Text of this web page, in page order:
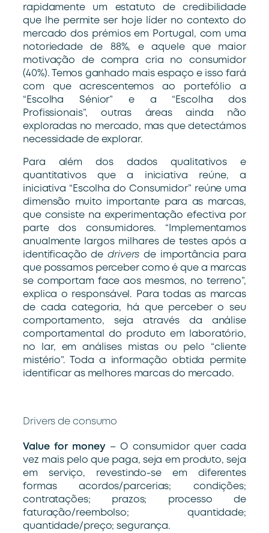
rapidamente um estatuto de credibilidade
que lhe permite ser hoje líder no contexto do
mercado dos prémios em Portugal, com uma
notoriedade de 88%, e aquele que maior
motivação de compra cria no consumidor
(40%). Temos ganhado mais espaço e isso fará
com que acrescentemos ao portefólio a
“Escolha Sénior” e a “Escolha dos
Profissionais”, outras áreas ainda não
exploradas no mercado, mas que detectámos
necessidade de explorar.
Para além dos dados qualitativos e
quantitativos que a iniciativa reúne, a
iniciativa “Escolha do Consumidor” reúne uma
dimensão muito importante para as marcas,
que consiste na experimentação efectiva por
parte dos consumidores. “Implementamos
anualmente largos milhares de testes após a
identificação dedrivers de importância para
que possamos perceber como é que a marcas
se comportam face aos mesmos, no terreno”,
explica o responsável. Para todas as marcas
de cada categoria, há que perceber o seu
comportamento, seja através da análise
comportamental do produto em laboratório,
no lar, em análises mistas ou pelo “cliente
mistério”. Toda a informação obtida permite
identificar as melhores marcas do mercado.
Drivers de consumo
Value for money– O consumidor quer cada
vez mais pelo que paga, seja em produto, seja
em serviço, revestindo-se em diferentes
formas acordos/parcerias; condições;
contratações; prazos; processo de
faturação/reembolso; quantidade;
quantidade/preço; segurança.